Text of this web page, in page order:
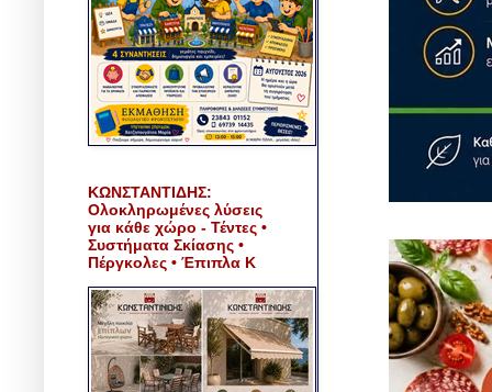
ΚΩΝΣΤΑΝΤΙΔΗΣ:
Ολοκληρωμένες λύσεις
για κάθε χώρο - Τέντες •
Συστήματα Σκίασης •
Πέργκολες • Έπιπλα Κ